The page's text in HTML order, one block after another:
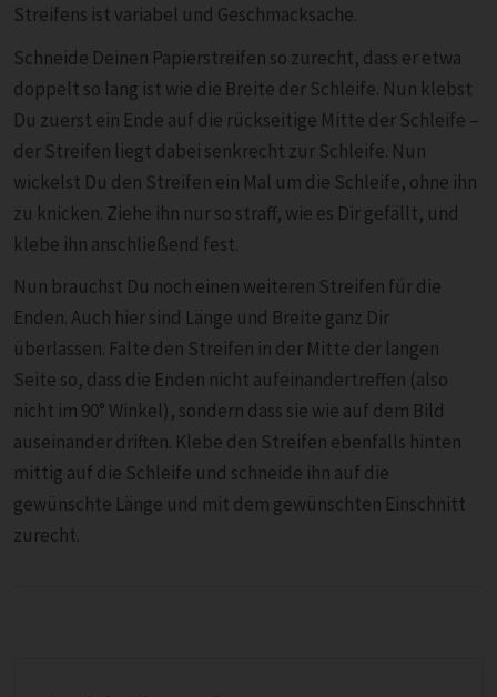
Streifens ist variabel und Geschmacksache.
Schneide Deinen Papierstreifen so zurecht, dass er etwa
doppelt so lang ist wie die Breite der Schleife. Nun klebst
Du zuerst ein Ende auf die rückseitige Mitte der Schleife –
der Streifen liegt dabei senkrecht zur Schleife. Nun
wickelst Du den Streifen ein Mal um die Schleife, ohne ihn
zu knicken. Ziehe ihn nur so straff, wie es Dir gefällt, und
klebe ihn anschließend fest.
Nun brauchst Du noch einen weiteren Streifen für die
Enden. Auch hier sind Länge und Breite ganz Dir
überlassen. Falte den Streifen in der Mitte der langen
Seite so, dass die Enden nicht aufeinandertreffen (also
nicht im 90° Winkel), sondern dass sie wie auf dem Bild
auseinander driften. Klebe den Streifen ebenfalls hinten
mittig auf die Schleife und schneide ihn auf die
gewünschte Länge und mit dem gewünschten Einschnitt
zurecht.